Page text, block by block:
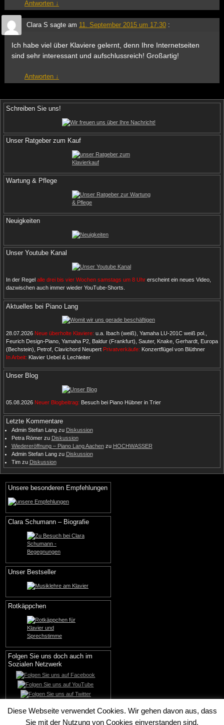
Antworten ↓
Clara S sagte am 11. September 2015 um 17:30 :
Ich habe viel über Klaviere gelernt, denn Ihre Internetseiten
sind sehr interessant und aufschlussreich! Großartig!
Antworten ↓
Schreiben Sie uns!
Unser Ratgeber zum Kauf
Wartung & Pflege
Neuigkeiten
Unser Youtube Kanal
In der Regel alle drei bis vier Wochen samstags um 8 Uhr erscheint ein neues Video,
dazwischen auch immer wieder YouTube-Shorts.
Aktuelles bei Piano Lang
28.07.2026 Neue überholte Klaviere: u.a. Ibach (weiß), Yamaha LU-201C weiß pol.,
Feurich Design-Piano, Yamaha P2, Baldur (Frankfurt), Sauter, Knake, Gerhardt, Europa
(Bechstein), Petrof, Clavichord Neupert Privatverkäufe: Konzertflügel von Blüthner
In Arbeit: Klavier Uebel & Lechleiter
Unser Blog
05.08.2026 Neuer Blogbeitrag: Besuch bei Piano Hübner in Trier
Letzte Kommentare
Admin Stefan Langzu Diskussion
Petra Römerzu Diskussion
Wiedereröffnung – Piano Lang Aachenzu HOCHWASSER
Admin Stefan Langzu Diskussion
Timzu Diskussion
Unsere besonderen Empfehlungen
Clara Schumann – Biografie
Unser Bestseller
Rotkäppchen
Folgen Sie uns doch auch im
Sozialen Netzwerk
Diese Webseite verwendet Cookies. Wir gehen davon aus, dass
Sie mit der Nutzung von Cookies einverstanden sind.